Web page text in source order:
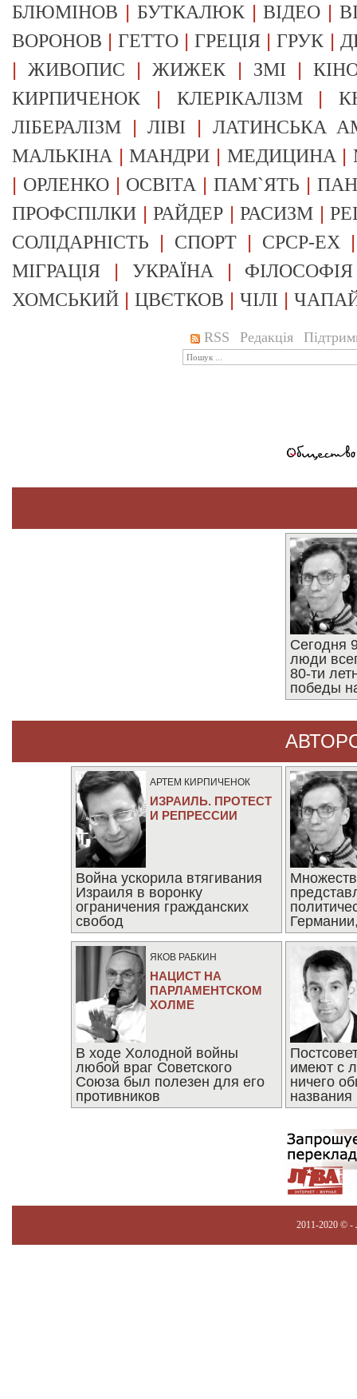
БЛЮМІНОВ | БУТКАЛЮК|ВІДЕО |
ВОРОНОВ |ГЕТТО |ГРЕЦІЯ |ГРУК |
|ЖИВОПИС |ЖИЖЕК | ЗМІ |
КИРПИЧЕНОК | КЛЕРІКАЛІЗМ|
ЛІБЕРАЛІЗМ |ЛІВІ | ЛАТИНСЬКА
МАЛЬКІНА |МАНДРИ | МЕДИЦИНА |
| ОРЛЕНКО| ОСВІТА |ПАМ`ЯТЬ |
ПРОФСПІЛКИ |РАЙДЕР |РАСИЗМ |
СОЛІДАРНІСТЬ | СПОРТ | СРСР-EX
МІГРАЦІЯ | УКРАЇНА | ФІЛОСОФІЯ
ХОМСЬКИЙ | ЦВЄТКОВ | ЧІЛІ |
RSS Редакція
Сегодня
люди
80-ти
победы
АРТЕМ КИРПИЧЕНОК
ИЗРАИЛЬ. ПРОТЕСТ
И РЕПРЕССИИ
Война ускорила втягивания
Израиля в воронку
ограничения гражданских
свобод
ЯКОВ РАБКИН
НАЦИСТ НА
ПАРЛАМЕНТСКОМ
ХОЛМЕ
В ходе Холодной войны
любой враг Советского
Союза был полезен для его
противников
имеют с
ничего
названия
2011-2020 © -